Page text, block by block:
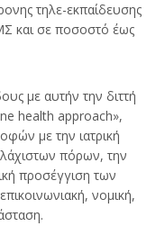
τηλε-εκπαίδευσης
και σε ποσοστό έως
με αυτήν την διττή
health approach»,
με την ιατρική
πόρων, την
προσέγγιση των
νομική,